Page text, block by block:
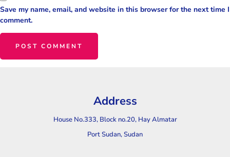
Save my name, email, and website in this browser for the next time I
comment.
Address
House No.333, Block no.20, Hay Almatar
Port Sudan, Sudan